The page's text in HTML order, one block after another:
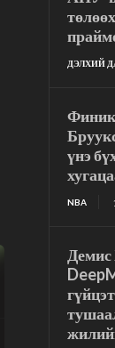
ДЭЛХИЙ
үнэ
NBA